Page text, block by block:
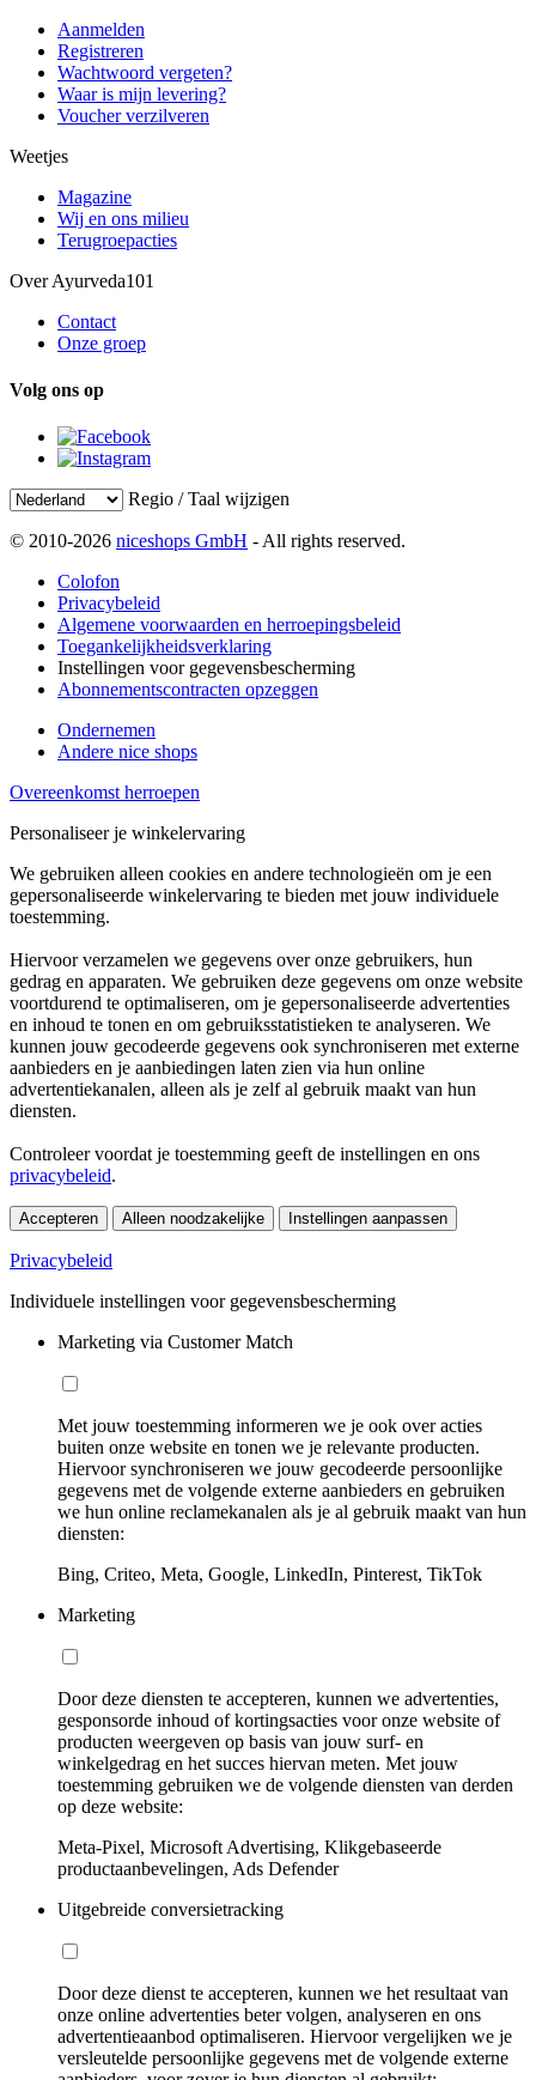
Aanmelden
Registreren
Wachtwoord vergeten?
Waar is mijn levering?
Voucher verzilveren
Weetjes
Magazine
Wij en ons milieu
Terugroepacties
Over Ayurveda101
Contact
Onze groep
Volg ons op
Regio / Taal wijzigen
© 2010-2026 niceshops GmbH - All rights reserved.
Colofon
Privacybeleid
Algemene voorwaarden en herroepingsbeleid
Toegankelijkheidsverklaring
Instellingen voor gegevensbescherming
Abonnementscontracten opzeggen
Ondernemen
Andere nice shops
Overeenkomst herroepen
Personaliseer je winkelervaring
We gebruiken alleen cookies en andere technologieën om je een
gepersonaliseerde winkelervaring te bieden met jouw individuele
toestemming.
Hiervoor verzamelen we gegevens over onze gebruikers, hun
gedrag en apparaten. We gebruiken deze gegevens om onze website
voortdurend te optimaliseren, om je gepersonaliseerde advertenties
en inhoud te tonen en om gebruiksstatistieken te analyseren. We
kunnen jouw gecodeerde gegevens ook synchroniseren met externe
aanbieders en je aanbiedingen laten zien via hun online
advertentiekanalen, alleen als je zelf al gebruik maakt van hun
diensten.
Controleer voordat je toestemming geeft de instellingen en ons
privacybeleid.
Accepteren Alleen noodzakelijke Instellingen aanpassen
Privacybeleid
Individuele instellingen voor gegevensbescherming
Marketing via Customer Match
Met jouw toestemming informeren we je ook over acties
buiten onze website en tonen we je relevante producten.
Hiervoor synchroniseren we jouw gecodeerde persoonlijke
gegevens met de volgende externe aanbieders en gebruiken
we hun online reclamekanalen als je al gebruik maakt van hun
diensten:
Bing, Criteo, Meta, Google, LinkedIn, Pinterest, TikTok
Marketing
Door deze diensten te accepteren, kunnen we advertenties,
gesponsorde inhoud of kortingsacties voor onze website of
producten weergeven op basis van jouw surf- en
winkelgedrag en het succes hiervan meten. Met jouw
toestemming gebruiken we de volgende diensten van derden
op deze website:
Meta-Pixel, Microsoft Advertising, Klikgebaseerde
productaanbevelingen, Ads Defender
Uitgebreide conversietracking
Door deze dienst te accepteren, kunnen we het resultaat van
onze online advertenties beter volgen, analyseren en ons
advertentieaanbod optimaliseren. Hiervoor vergelijken we je
versleutelde persoonlijke gegevens met de volgende externe